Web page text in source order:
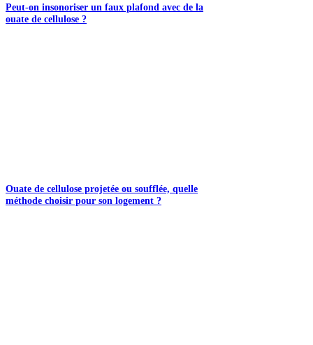
Peut-on insonoriser un faux plafond avec de la
ouate de cellulose ?
Ouate de cellulose projetée ou soufflée, quelle
méthode choisir pour son logement ?